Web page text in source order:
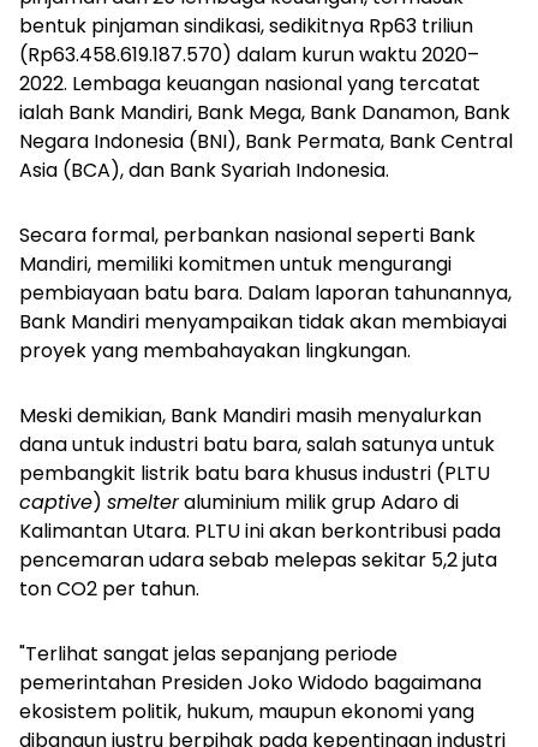
bentuk pinjaman sindikasi, sedikitnya Rp63 triliun
(Rp63.458.619.187.570) dalam kurun waktu 2020–
2022. Lembaga keuangan nasional yang tercatat
ialah Bank Mandiri, Bank Mega, Bank Danamon, Bank
Negara Indonesia (BNI), Bank Permata, Bank Central
Asia (BCA), dan Bank Syariah Indonesia.
Secara formal, perbankan nasional seperti Bank
Mandiri, memiliki komitmen untuk mengurangi
pembiayaan batu bara. Dalam laporan tahunannya,
Bank Mandiri menyampaikan tidak akan membiayai
proyek yang membahayakan lingkungan.
Meski demikian, Bank Mandiri masih menyalurkan
dana untuk industri batu bara, salah satunya untuk
pembangkit listrik batu bara khusus industri (PLTU
captive) smelteraluminium milik grup Adaro di
Kalimantan Utara. PLTU ini akan berkontribusi pada
pencemaran udara sebab melepas sekitar 5,2 juta
ton CO2 per tahun.
"Terlihat sangat jelas sepanjang periode
pemerintahan Presiden Joko Widodo bagaimana
ekosistem politik, hukum, maupun ekonomi yang
dibangun justru berpihak pada kepentingan industri